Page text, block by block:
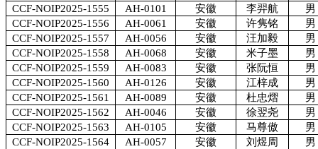
CCF-NOIP2025-1555
AH-0101 安徽 李羿航
男
CCF-NOIP2025-1556
AH-0061 安徽 许隽铭
男
CCF-NOIP2025-1557
AH-0056 安徽 汪加毅
男
CCF-NOIP2025-1558
AH-0068 安徽 米子墨
男
CCF-NOIP2025-1559
AH-0083 安徽 张阮恒
男
CCF-NOIP2025-1560
AH-0126 安徽 江梓成
男
CCF-NOIP2025-1561
AH-0089 安徽 杜忠熠
男
CCF-NOIP2025-1562
AH-0046 安徽 徐翌尧
男
CCF-NOIP2025-1563
AH-0105 安徽 马尊傲
男
CCF-NOIP2025-1564
AH-0057 安徽 刘煜周
男